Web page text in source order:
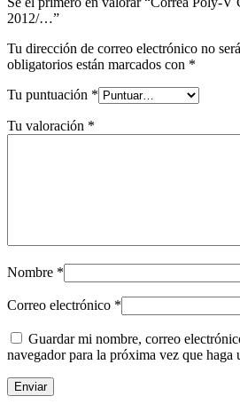
2012/…”
Tu dirección de correo electrónico no
obligatorios están marcados con *
Tu puntuación *
Tu valoración *
Nombre *
Correo electrónico *
Guardar mi nombre, correo
navegador para la próxima vez que haga